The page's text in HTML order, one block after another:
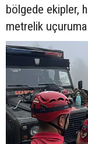
bölgede ekipler,
metrelik